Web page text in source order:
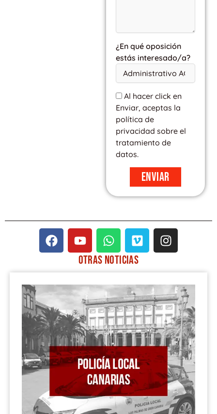
¿En qué oposición
estás interesado/a?
Al hacer click en
Enviar, aceptas la
política de
privacidad sobre el
tratamiento de
datos.
Enviar
F
a
e
b
o
o
k
Y
o
u
t
u
b
e
W
h
a
t
s
a
p
p
V
i
m
e
o
I
n
t
a
g
r
a
m
OTRAS NOTICIAS
PÁGINAPÁGINA
PÁGINA
PÁGINA
PÁGINA